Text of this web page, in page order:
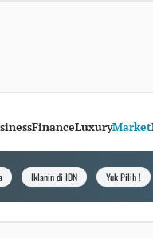
FinanceLuxuryMarket
Iklanin di IDN Yuk Pilih !